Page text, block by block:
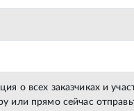
о всех заказчиках и
или прямо сейчас